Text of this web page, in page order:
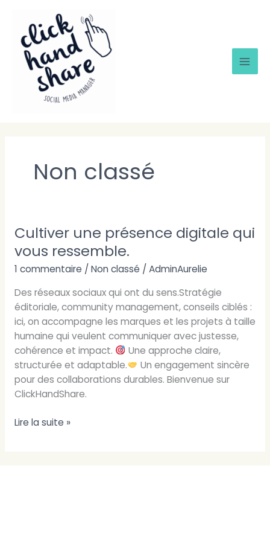
contenu
Non classé
Cultiver une présence digitale qui
vous ressemble.
1 commentaire / Non classé / AdminAurelie
Des réseaux sociaux qui ont du sens.Stratégie
éditoriale, community management, conseils ciblés :
ici, on accompagne les marques et les projets à taille
humaine qui veulent communiquer avec justesse,
cohérence et impact.
Une approche claire,
structurée et adaptable.
Un engagement sincère
pour des collaborations durables. Bienvenue sur
ClickHandShare.
Cultiver
présence
digitale
qui
vous
ressemble.
Lire la suite »